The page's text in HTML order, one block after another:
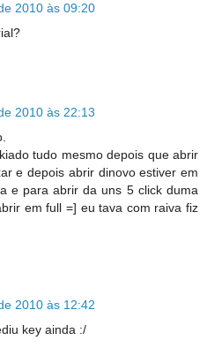
2010 às 09:20
2010 às 22:13
tudo mesmo depois que abrir
e depois abrir dinovo estiver em
e para abrir da uns 5 click duma
em full =] eu tava com raiva fiz
2010 às 12:42
key ainda :/